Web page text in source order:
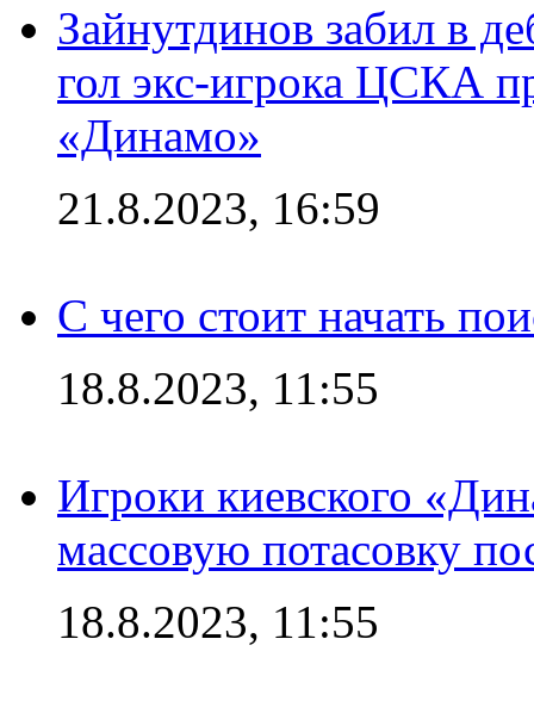
Зайнутдинов забил в
гол экс-игрока ЦСКА
«Динамо»
21.8.2023, 16:59
С чего стоит начать
18.8.2023, 11:55
Игроки киевского
массовую потасовку
18.8.2023, 11:55